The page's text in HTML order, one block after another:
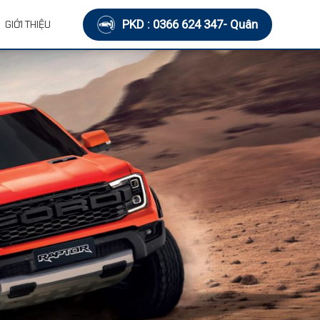
GIỚI THIỆU PKD : 0366 624 347- Quân